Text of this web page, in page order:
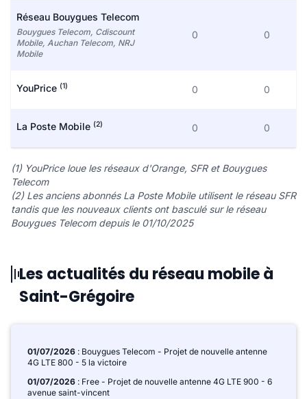
Réseau Bouygues Telecom
Bouygues Telecom, Cdiscount
Mobile, Auchan Telecom, NRJ
Mobile
0 0
YouPrice (1) 0 0
La Poste Mobile (2) 0 0
(1) YouPrice loue les réseaux d'Orange, SFR et Bouygues
Telecom
(2) Les anciens abonnés La Poste Mobile utilisent le réseau SFR
tandis que les nouveaux clients ont basculé sur le réseau
Bouygues Telecom depuis le 01/10/2025
Les actualités du réseau mobile à
Saint-Grégoire
01/07/2026 : Bouygues Telecom - Projet de nouvelle antenne
4G LTE 800 - 5 la victoire
01/07/2026 : Free - Projet de nouvelle antenne 4G LTE 900 - 6
avenue saint-vincent